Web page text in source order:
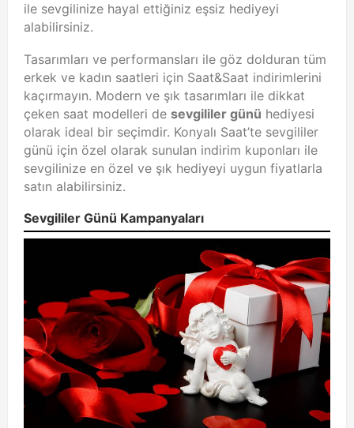
ile sevgilinize hayal ettiğiniz eşsiz hediyeyi
alabilirsiniz.
Tasarımları ve performansları ile göz dolduran tüm
erkek ve kadın saatleri için Saat&Saat indirimlerini
kaçırmayın. Modern ve şık tasarımları ile dikkat
çeken saat modelleri de sevgililer günü hediyesi
olarak ideal bir seçimdir. Konyalı Saat’te sevgililer
günü için özel olarak sunulan indirim kuponları ile
sevgilinize en özel ve şık hediyeyi uygun fiyatlarla
satın alabilirsiniz.
Sevgililer Günü Kampanyaları